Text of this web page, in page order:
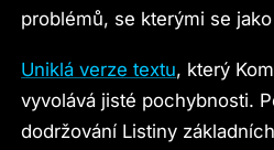
problémů, se kterými se
Uniklá verze textu, který
vyvolává jisté pochybnosti.
dodržování Listiny